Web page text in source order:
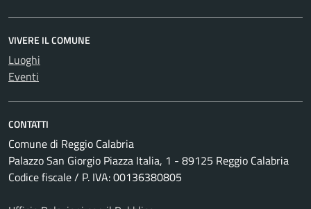
VIVERE IL COMUNE
Luoghi
Eventi
CONTATTI
Comune di Reggio Calabria
Palazzo San Giorgio Piazza Italia, 1 - 89125 Reggio Calabria
Codice fiscale / P. IVA: 00136380805